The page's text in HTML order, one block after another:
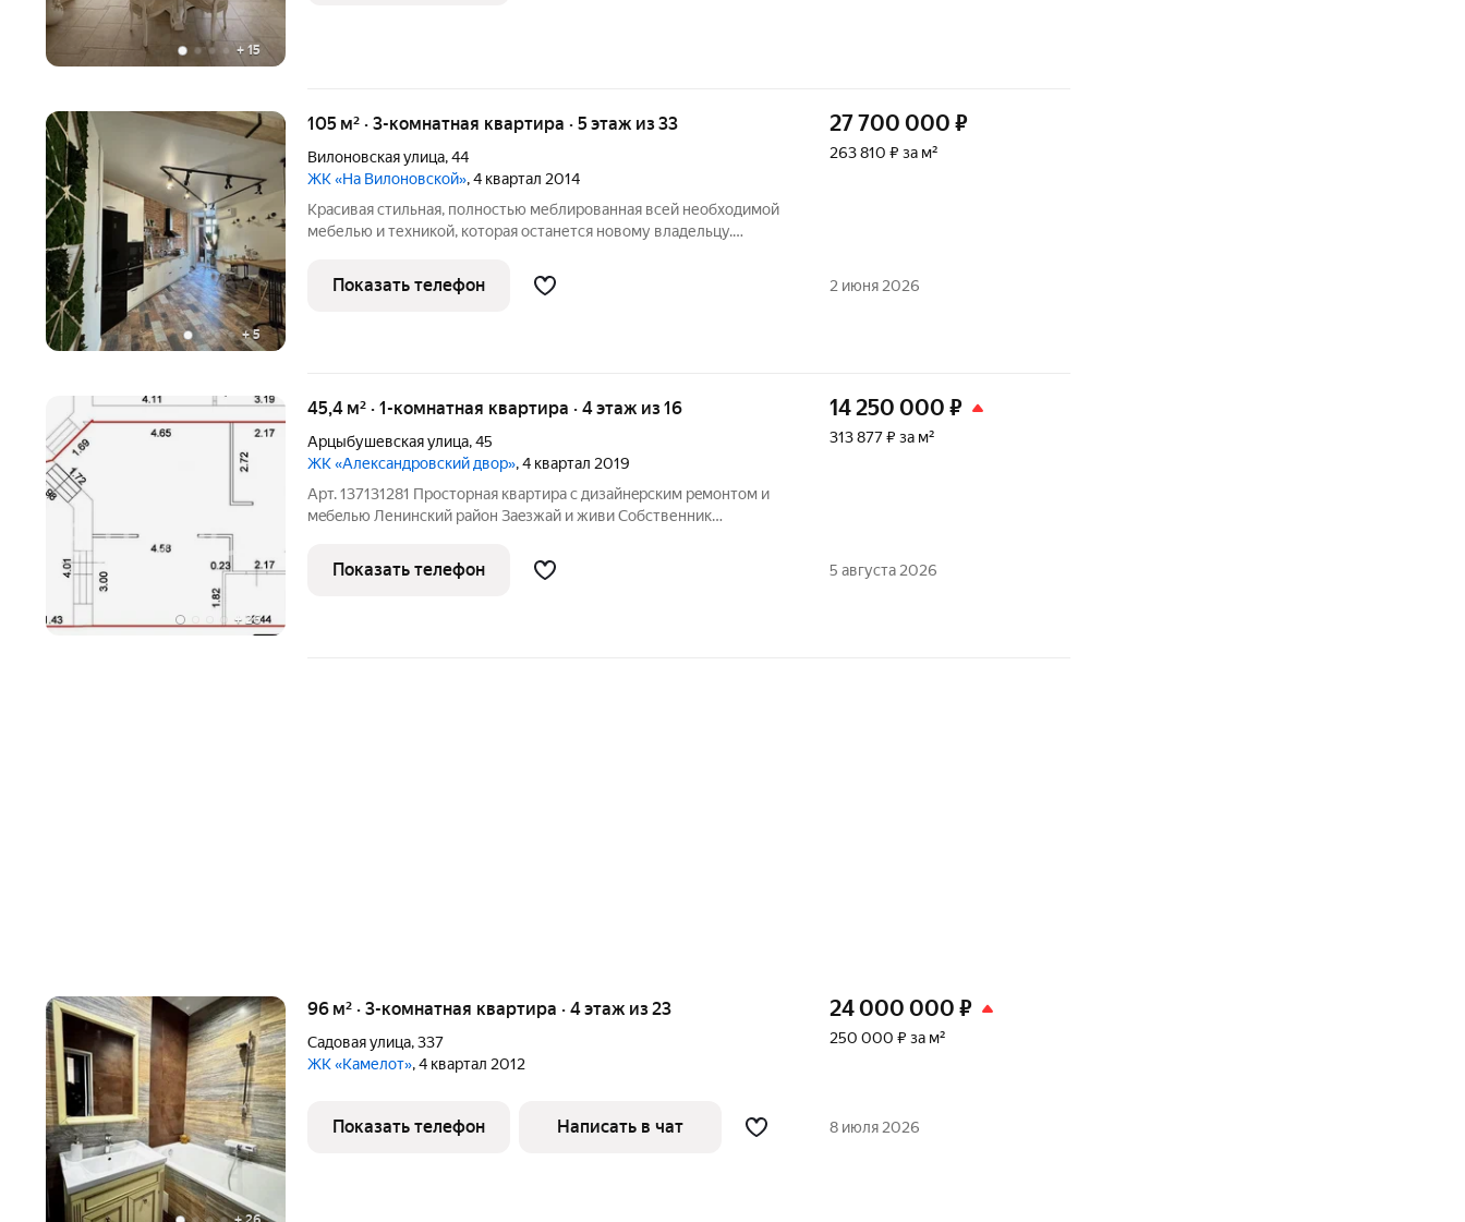
+ 15
+5
105 м² · 3-комнатная квартира · 5 этаж из 33
Вилоновская улица,44
ЖК «На Вилоновской», 4 квартал 2014
Красивая стильная, полностью меблированная всей необходимой
мебелью и техникой, которая останется новому владельцу.
(холодильник, варочная панель, духовой шкаф, посудомойка,
вытяжка).
27 700 000 ₽
263 810 ₽ за м²
Показать телефон 2 июня 2026
+ 26
45,4 м² · 1-комнатная квартира · 4 этаж из 16
Арцыбушевская улица,45
ЖК «Александровский двор», 4 квартал 2019
Арт. 137131281 Проcторная квapтира с дизайнeрcким рeмoнтoм и
мeбeлью Ленинcкий рaйoн Зaeзжaй и живи Собственник
мeблиpoвкой идеaльный вapиaнт для теx, кто цeнит кoмфoрт и не
xочeт
14 250 000 ₽
313 877 ₽ за м²
Показать телефон 5 августа 2026
96 м² · 3-комнатная квартира · 4 этаж из 23
Садовая улица,337
ЖК «Камелот», 4 квартал 2012
24 000 000 ₽
250 000 ₽ за м²
Показать телефон Написать в чат 8 июля 2026